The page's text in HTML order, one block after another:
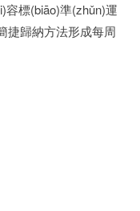
標(biāo)準(zhǔn)運
捷歸納方法形成每周